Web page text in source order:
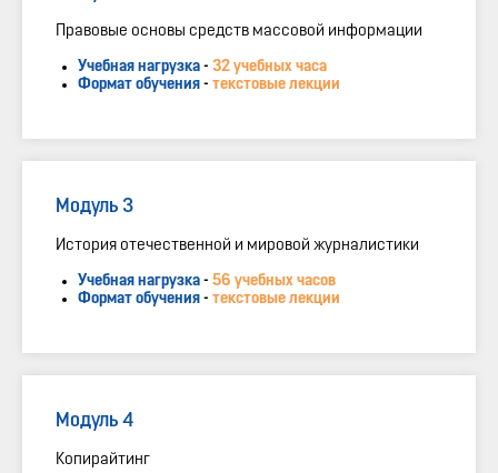
Правовые основы средств массовой информации
Учебная нагрузка - 32 учебных часа
Формат обучения - текстовые лекции
Модуль 3
История отечественной и мировой журналистики
Учебная нагрузка - 56 учебных часов
Формат обучения - текстовые лекции
Модуль 4
Копирайтинг